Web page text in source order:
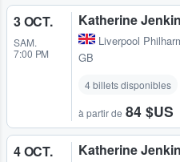
3 OCT.
SAM.
7:00 PM
Katherine
Liverpool
GB
4 billets disponibles
à partir de 84 $US
4 OCT. Katherine